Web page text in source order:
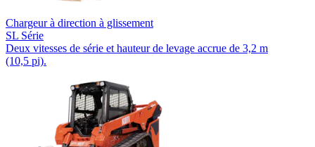
Chargeur à direction à glissement
SL Série
Deux vitesses de série et hauteur de levage accrue de 3,2 m
(10,5 pi).